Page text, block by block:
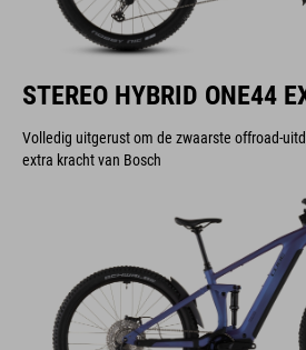
STEREO HYBRID ONE44
Volledig uitgerust om de zwaarste offroad-
extra kracht van Bosch